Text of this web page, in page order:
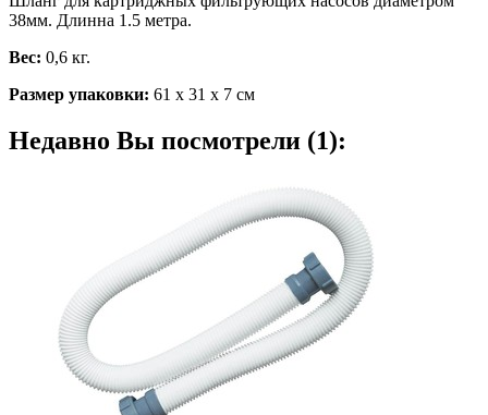
38мм. Длинна 1.5 метра.
Вес: 0,6 кг.
Размер упаковки: 61 х 31 х 7 см
Недавно Вы посмотрели (1):